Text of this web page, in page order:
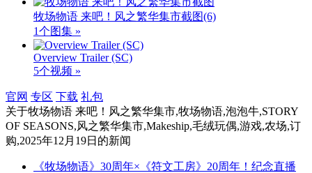
牧场物语 来吧！风之繁华集市截图(6)
1个图集 »
Overview Trailer (SC)
5个视频 »
官网 专区 下载 礼包
关于牧场物语 来吧！风之繁华集市,牧场物语,泡泡牛,STORY
OF SEASONS,风之繁华集市,Makeship,毛绒玩偶,游戏,农场,订
购,2025年12月19日 的新闻
《牧场物语》30周年×《符文工房》20周年！纪念直播